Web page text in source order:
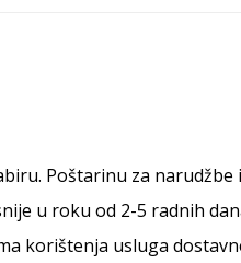
Poštarinu za narudžbe
u roku od 2-5 radnih
korištenja usluga